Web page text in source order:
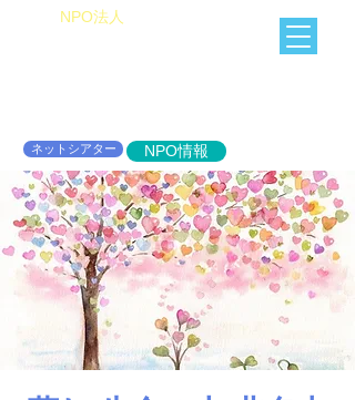
​NPO法人
NPO情報
ネットシアター